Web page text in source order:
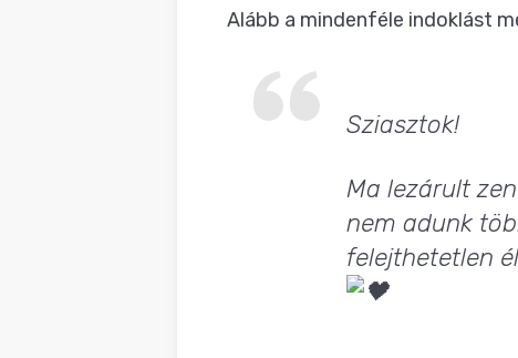
Alább a mindenféle indoklást
Sziasztok!
Ma lezárult
nem adunk
felejthetetlen